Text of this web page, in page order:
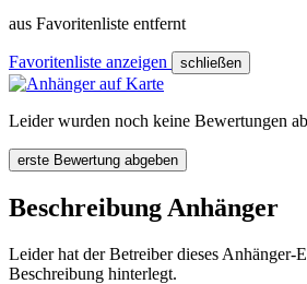
aus Favoritenliste entfernt
Favoritenliste anzeigen schließen
Leider wurden noch keine Bewertungen
erste Bewertung abgeben
Beschreibung Anhänger
Leider hat der Betreiber dieses Anhänger-
Beschreibung hinterlegt.